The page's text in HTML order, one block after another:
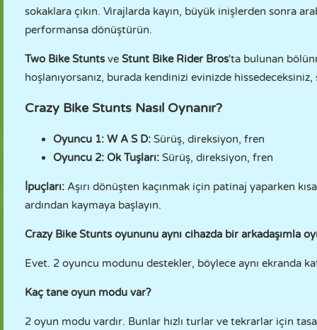
sokaklara çıkın. Virajlarda kayın, büyük inişlerden sonra
performansa dönüştürün.
Two Bike Stuntsve Stunt Bike Rider Bros'ta bulunan
hoşlanıyorsanız, burada kendinizi evinizde
Crazy Bike Stunts Nasıl Oynanır?
Oyuncu 1: W A S D: Sürüş, direksiyon, fren
Oyuncu 2: Ok Tuşları: Sürüş, direksiyon, fren
İpuçları: Aşırı dönüşten kaçınmak için patinaj yaparken
ardından kaymaya başlayın.
Crazy Bike Stunts oyununu aynı cihazda bir arkadaşımla
Evet. 2 oyuncu modunu destekler, böylece aynı ekranda
Kaç tane oyun modu var?
2 oyun modu vardır. Bunlar hızlı turlar ve tekrarlar için